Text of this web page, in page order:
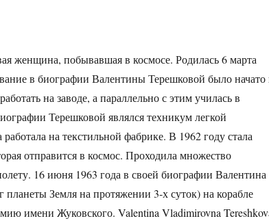
женщина, побывавшая в космосе. Родилась 6 марта
в биографии Валентины Терешковой было начато
на заводе, а параллельно с этим училась в
Терешковой являлся техникум легкой
на текстильной фабрике. В 1962 году стала
отправится в космос. Проходила множество
16 июня 1963 года в своей биографии Валентина
Земля на протяжении 3-х суток) на корабле
имени Жуковского. Valentina Vladimirovna